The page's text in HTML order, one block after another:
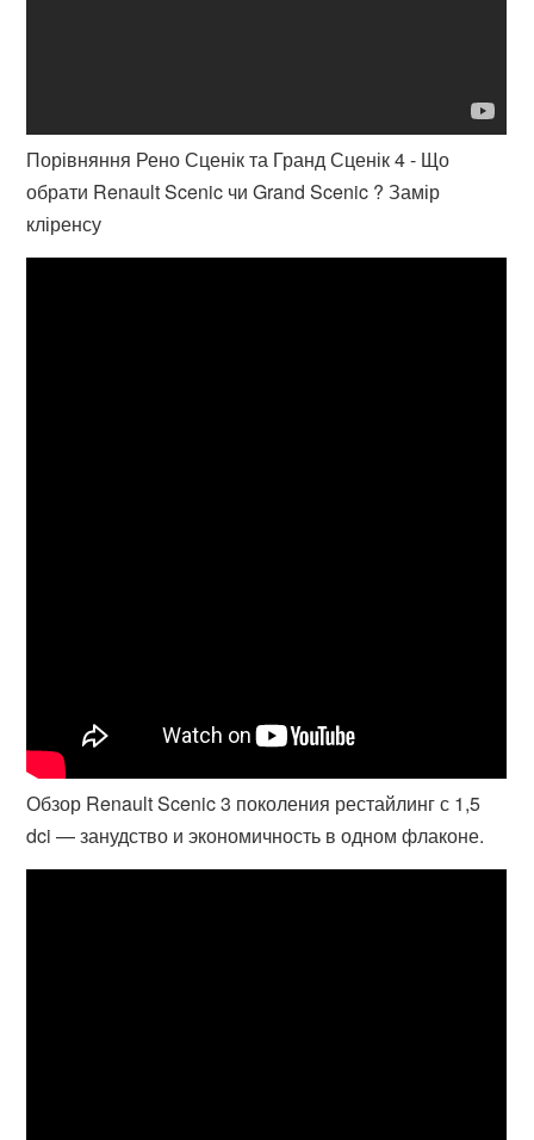
Порівняння Рено Сценік та Гранд Сценік 4 - Що
обрати Renault Scenic чи Grand Scenic ? Замір
кліренсу
Обзор Renault Scenic 3 поколения рестайлинг с 1,5
dci — занудство и экономичность в одном флаконе.